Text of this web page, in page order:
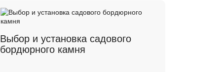
Выбор и установка садового
бордюрного камня